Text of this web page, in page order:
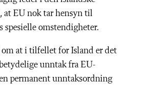
at EU nok tar hensyn til
spesielle omstendigheter.
at i tilfellet for Island er det
unntak fra EU-
permanent unntaksordning